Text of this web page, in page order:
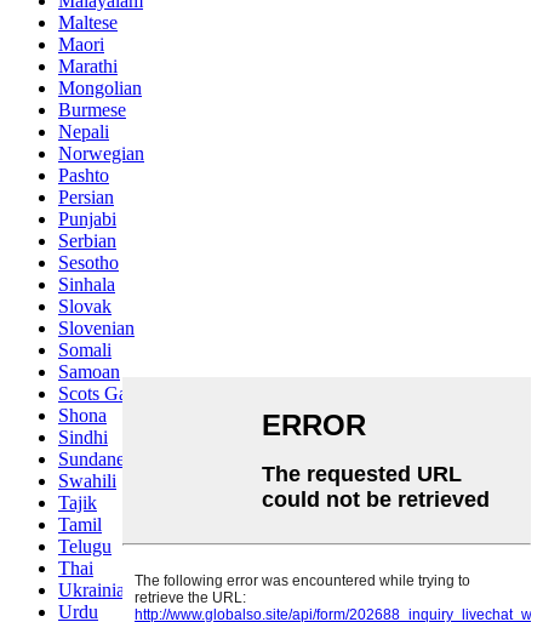
Maltese
Maori
Marathi
Mongolian
Burmese
Nepali
Norwegian
Pashto
Persian
Punjabi
Serbian
Sesotho
Sinhala
Slovak
Slovenian
Somali
Samoan
Scots Gaelic
Shona
Sindhi
Sundanese
Swahili
Tajik
Tamil
Telugu
Thai
Ukrainian
Urdu